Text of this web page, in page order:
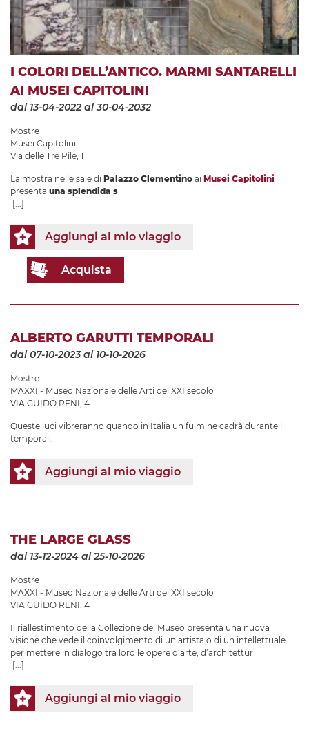
I COLORI DELL’ANTICO. MARMI SANTARELLI
AI MUSEI CAPITOLINI
dal 13-04-2022 al 30-04-2032
Mostre
Musei Capitolini
Via delle Tre Pile, 1
La mostra nelle sale di Palazzo Clementino ai Musei Capitolini
presenta una splendida s
[...]
Aggiungi al mio viaggio
Acquista
ALBERTO GARUTTI TEMPORALI
dal 07-10-2023al 10-10-2026
Mostre
MAXXI - Museo Nazionale delle Arti del XXI secolo
VIA GUIDO RENI, 4
Queste luci vibreranno quando in Italia un fulmine cadrà durante i
temporali.
Aggiungi al mio viaggio
THE LARGE GLASS
dal 13-12-2024 al 25-10-2026
Mostre
MAXXI - Museo Nazionale delle Arti del XXI secolo
VIA GUIDO RENI, 4
Il riallestimento della Collezione del Museo presenta una nuova
visione che vede il coinvolgimento di un artista o di un intellettuale
per mettere in dialogo tra loro le opere d’arte, d’architettur
[...]
Aggiungi al mio viaggio